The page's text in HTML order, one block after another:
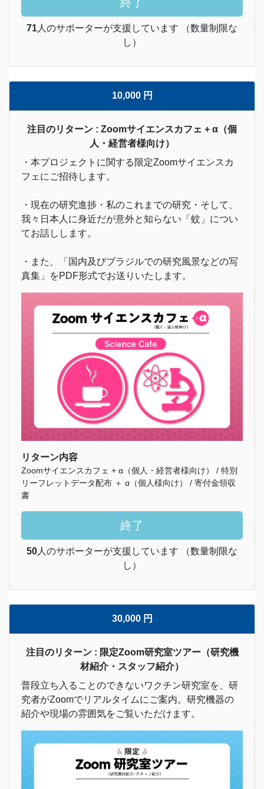
71人のサポーターが支援しています （数量制限な
し）
10,000 円
注目のリターン : Zoomサイエンスカフェ + α（個
人・経営者様向け）
・本プロジェクトに関する限定Zoomサイエンスカ
フェにご招待します。
・現在の研究進捗・私のこれまでの研究・そして、
我々日本人に身近だが意外と知らない「蚊」につい
てお話しします。
・また、「国内及びブラジルでの研究風景などの写
真集」をPDF形式でお送りいたします。
リターン内容
Zoomサイエンスカフェ + α（個人・経営者様向け） / 特別
リーフレットデータ配布 ＋ α（個人様向け） / 寄付金領収
書
終了
50人のサポーターが支援しています （数量制限な
し）
30,000 円
注目のリターン : 限定Zoom研究室ツアー（研究機
材紹介・スタッフ紹介）
普段立ち入ることのできないワクチン研究室を、研
究者がZoomでリアルタイムにご案内。研究機器の
紹介や現場の雰囲気をご覧いただけます。